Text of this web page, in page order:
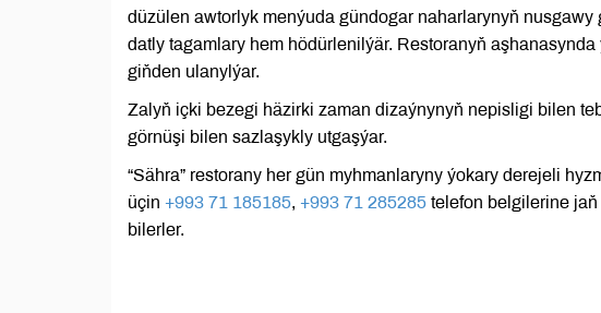
düzülen awtorlyk menýuda gündogar naharlarynyň
datly tagamlary hem hödürlenilýär. Restoranyň
giňden ulanylýar.
Zalyň içki bezegi häzirki zaman dizaýnynyň nepisligi bilen
görnüşi bilen sazlaşykly utgaşýar.
“Sähra” restorany her gün myhmanlaryny ýokary derejeli
üçin +993 71 185185, +993 71 285285 telefon belgilerine
bilerler.